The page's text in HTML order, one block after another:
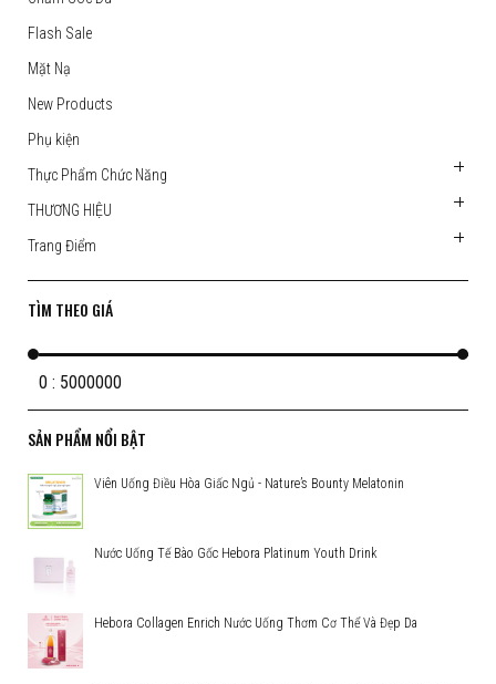
Flash Sale
Mặt Nạ
New Products
Phụ kiện
Thực Phẩm Chức Năng
THƯƠNG HIỆU
Trang Điểm
TÌM THEO GIÁ
0 : 5000000
SẢN PHẨM NỔI BẬT
Viên Uống Điều Hòa Giấc Ngủ - Nature’s Bounty Melatonin
Nước Uống Tế Bào Gốc Hebora Platinum Youth Drink
Hebora Collagen Enrich Nước Uống Thơm Cơ Thể Và Đẹp Da